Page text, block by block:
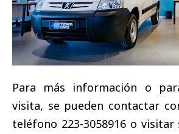
Para más información o
visita, se pueden contactar
teléfono 223-3058916 o